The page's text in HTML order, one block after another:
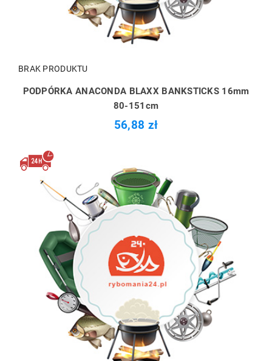
BRAK PRODUKTU
PODPÓRKA ANACONDA BLAXX BANKSTICKS 16mm
80-151cm
56,88 zł